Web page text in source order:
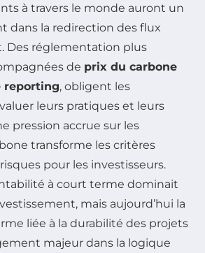
à travers le monde auront un
dans la redirection des flux
Des réglementation plus
de prix du carbone
reporting, obligent les
leurs pratiques et leurs
pression accrue sur les
transforme les critères
pour les investisseurs.
à court terme dominait
mais aujourd’hui la
liée à la durabilité des projets
majeur dans la logique